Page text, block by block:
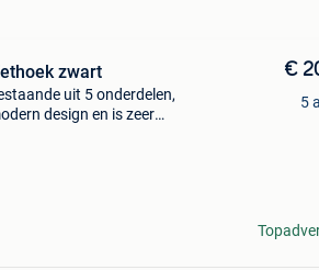
zwart
uit 5 onderdelen,
design en is zeer
€
5